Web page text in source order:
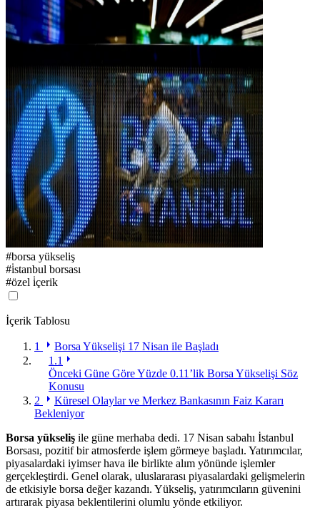
#borsa yükseliş
#i̇stanbul borsası
#özel i̇çerik
İçerik Tablosu
1
Borsa Yükselişi 17 Nisan ile Başladı
1.1
Önceki Güne Göre Yüzde 0.11’lik Borsa Yükselişi Söz
Konusu
2
Küresel Olaylar ve Merkez Bankasının Faiz Kararı
Bekleniyor
Borsa yükseliş ile güne merhaba dedi. 17 Nisan sabahı İstanbul
Borsası, pozitif bir atmosferde işlem görmeye başladı. Yatırımcılar,
piyasalardaki iyimser hava ile birlikte alım yönünde işlemler
gerçekleştirdi. Genel olarak, uluslararası piyasalardaki gelişmelerin
de etkisiyle borsa değer kazandı. Yükseliş, yatırımcıların güvenini
artırarak piyasa beklentilerini olumlu yönde etkiliyor.